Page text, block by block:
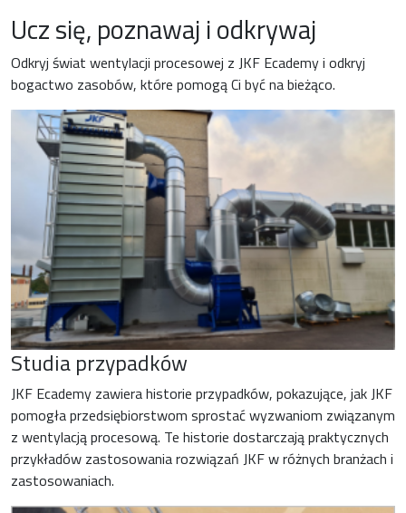
Ucz się, poznawaj i odkrywaj
Odkryj świat wentylacji procesowej z JKF Ecademy i odkryj
bogactwo zasobów, które pomogą Ci być na bieżąco.
Studia przypadków
JKF Ecademy zawiera historie przypadków, pokazujące, jak JKF
pomogła przedsiębiorstwom sprostać wyzwaniom związanym
z wentylacją procesową. Te historie dostarczają praktycznych
przykładów zastosowania rozwiązań JKF w różnych branżach i
zastosowaniach.